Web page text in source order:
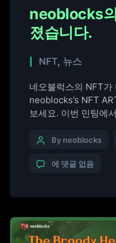
neoblocks
졌습니다.
NFT, 뉴스
네오블럭스의 NFT가
neoblocks’s NFT
보세요. 이번 민팅에
택을 받으실 수 있습
By neoblocks
에 댓글 없음